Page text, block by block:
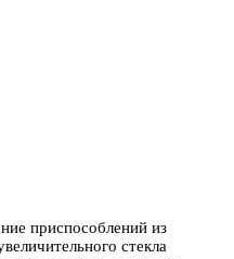
приспособлений из
стекла